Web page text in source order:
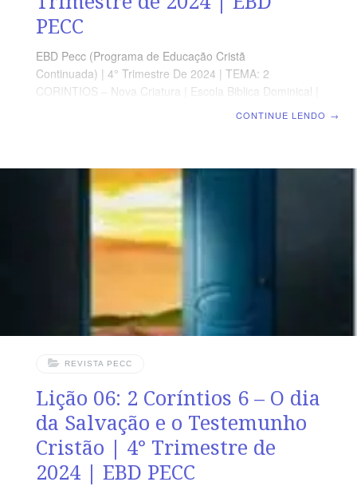
PECC
EBD Pecc (Programa de Educação Cristã
Continuada) | 4° Trimestre De 2024 | TEMA: 2
CORINTIOS – Nova Criatura | Escola Biblica Dominical |
página. ORIENTAÇÃO PEDAGÓGICA Em 2 Coríntios 7
há 16 versos. Sugerimos começar a aula lendo, com os
alunos, 2 Coríntios 7.1-12 (2 a 3 min.). A revista
funciona como guia de estudo e leitura complementar,
mas não substitui
CONTINUE LENDO →
REVISTA PECC
Lição 06: 2 Coríntios 6 – O dia
da Salvação e o Testemunho
Cristão | 4° Trimestre de
2024 | EBD PECC